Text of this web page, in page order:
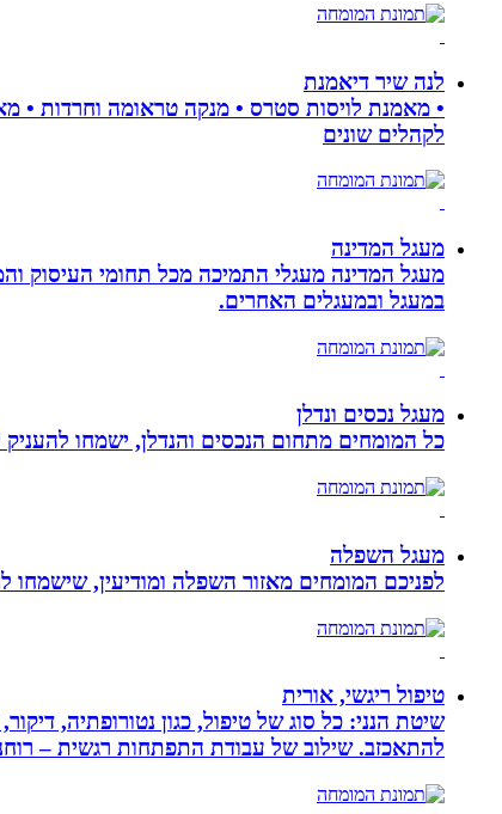
לנה שיר דיאמנת
לקהלים שונים
מעגל המדינה
מעגל המדינה מעגלי התמיכה מכל תחומי העיסוק
במעגל ובמעגלים האחרים.
מעגל נכסים ונדלן
כל המומחים מתחום הנכסים והנדלן, ישמחו להעניק
מעגל השפלה
לפניכם המומחים מאזור השפלה ומודיעין, שישמחו
טיפול ריגשי, אורית
שיטת הנני: כל סוג של טיפול, כגון נטורופתיה,
להתאכזב. שילוב של עבודת התפתחות רגשית –